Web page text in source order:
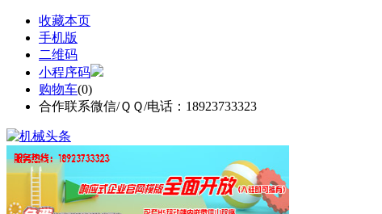
收藏本页
手机版
二维码
小程序码
购物车(0)
合作联系微信/ＱＱ/电话：18923733323